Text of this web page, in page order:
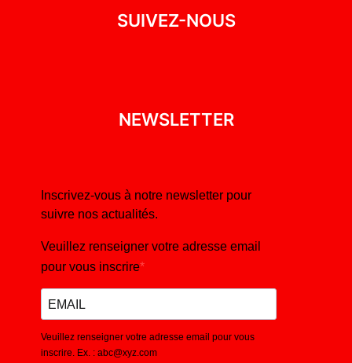
SUIVEZ-NOUS
NEWSLETTER
Inscrivez-vous à notre newsletter pour
suivre nos actualités.
Veuillez renseigner votre adresse email
pour vous inscrire
Veuillez renseigner votre adresse email pour vous
inscrire. Ex. : abc@xyz.com